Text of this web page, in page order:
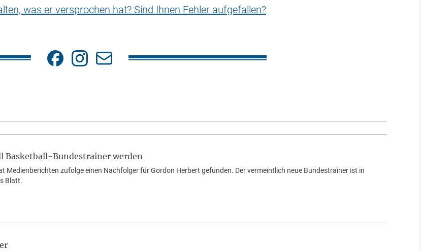
was er versprochen hat? Sind Ihnen Fehler aufgefallen?
Basketball-Bundestrainer werden
Medienberichten zufolge einen Nachfolger für Gordon Herbert gefunden. Der vermeintlich neue Bundestrainer ist in
Blatt.